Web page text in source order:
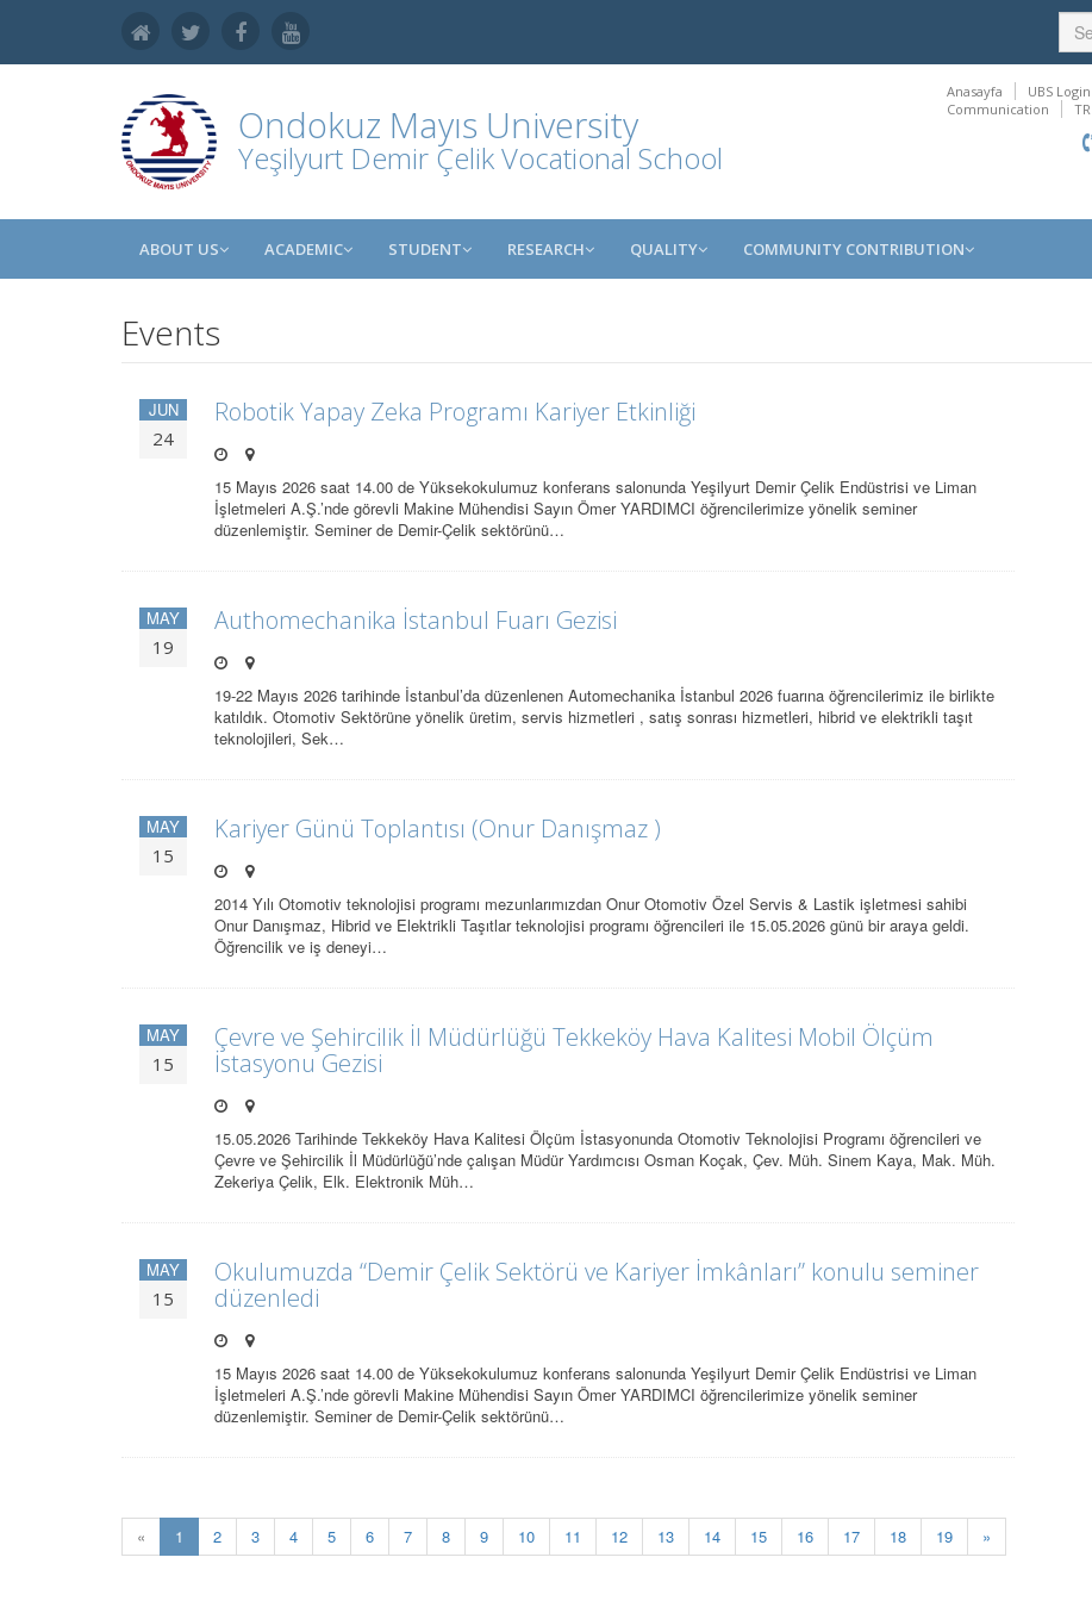
Ondokuz Mayıs University
Yeşilyurt Demir Çelik Vocational School
Anasayfa UBS Login
Communication
TR
ABOUT US ACADEMIC STUDENT RESEARCH QUALITY COMMUNITY CONTRIBUTION
Events
JUN
24
Robotik Yapay Zeka Programı Kariyer Etkinliği
15 Mayıs 2026 saat 14.00 de Yüksekokulumuz konferans salonunda Yeşilyurt Demir Çelik Endüstrisi ve Liman
İşletmeleri A.Ş.’nde görevli Makine Mühendisi Sayın Ömer YARDIMCI öğrencilerimize yönelik seminer
düzenlemiştir. Seminer de Demir-Çelik sektörünü…
MAY
19
Authomechanika İstanbul Fuarı Gezisi
19-22 Mayıs 2026 tarihinde İstanbul’da düzenlenen Automechanika İstanbul 2026 fuarına öğrencilerimiz ile birlikte
katıldık. Otomotiv Sektörüne yönelik üretim, servis hizmetleri , satış sonrası hizmetleri, hibrid ve elektrikli taşıt
teknolojileri, Sek…
MAY
15
Kariyer Günü Toplantısı (Onur Danışmaz )
2014 Yılı Otomotiv teknolojisi programı mezunlarımızdan Onur Otomotiv Özel Servis & Lastik işletmesi sahibi
Onur Danışmaz, Hibrid ve Elektrikli Taşıtlar teknolojisi programı öğrencileri ile 15.05.2026 günü bir araya geldi.
Öğrencilik ve iş deneyi…
MAY
15
Çevre ve Şehircilik İl Müdürlüğü Tekkeköy Hava Kalitesi Mobil Ölçüm
İstasyonu Gezisi
15.05.2026 Tarihinde Tekkeköy Hava Kalitesi Ölçüm İstasyonunda Otomotiv Teknolojisi Programı öğrencileri ve
Çevre ve Şehircilik İl Müdürlüğü’nde çalışan Müdür Yardımcısı Osman Koçak, Çev. Müh. Sinem Kaya, Mak. Müh.
Zekeriya Çelik, Elk. Elektronik Müh…
MAY
15
Okulumuzda “Demir Çelik Sektörü ve Kariyer İmkânları” konulu seminer
düzenledi
15 Mayıs 2026 saat 14.00 de Yüksekokulumuz konferans salonunda Yeşilyurt Demir Çelik Endüstrisi ve Liman
İşletmeleri A.Ş.’nde görevli Makine Mühendisi Sayın Ömer YARDIMCI öğrencilerimize yönelik seminer
düzenlemiştir. Seminer de Demir-Çelik sektörünü…
« 1 (current)
2 3 4 5 6 7 8 9 10 11 12 13 14 15 16 17 18 19 »